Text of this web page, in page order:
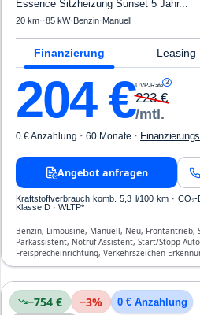
Essence Sitzheizung Sunset 5 Jahr...
20 km· ·85 kW· Benzin· Manuell
Finanzierung Leasing
204€UVP-Rate 3
223€
/mtl.
0 € Anzahlung · 60 Monate ·
Angebot anfragen
Kraftstoffverbrauch komb. 5,3 l/100 km ·
Klasse D · WLTP*
Benzin, Limousine, Manuell, Neu, Frontantrieb,
Parkassistent, Notruf-Assistent, Start/Stopp-
Freisprecheinrichtung, Verkehrszeichen-
und Seiten-Airbags
−754 € −3% 0 € Anzahlung